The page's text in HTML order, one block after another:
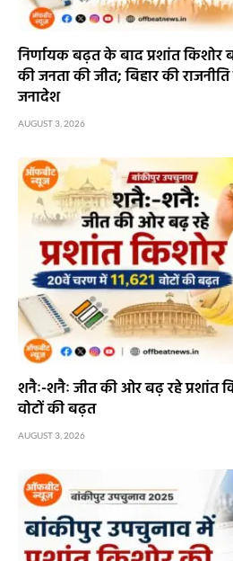
निर्णायक बढ़त के बाद प्रशांत किशोर
की जनता की जीत; बिहार की
जनादेश
AUGUST 3, 2026
शनैः-शनैः जीत की ओर बढ़ रहे प्रशांत
वोटों की बढ़त
AUGUST 3, 2026